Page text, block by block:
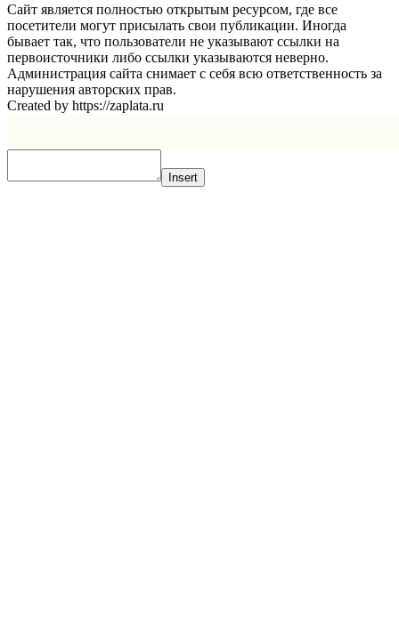
Сайт является полностью открытым ресурсом, где все
посетители могут присылать свои публикации. Иногда
бывает так, что пользователи не указывают ссылки на
первоисточники либо ссылки указываются неверно.
Администрация сайта снимает с себя всю ответственность за
нарушения авторских прав.
Created by https://zaplata.ru
Insert